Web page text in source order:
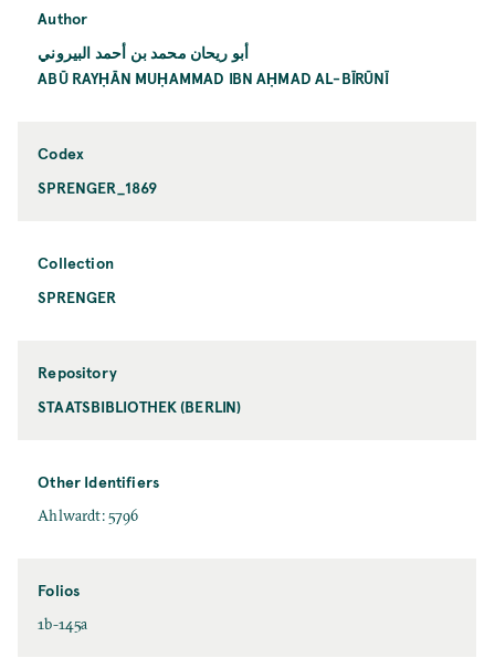
Author
أبو ريحان محمد بن أحمد البيروني
ABŪ RAYḤĀN MUḤAMMAD IBN AḤMAD AL-BĪRŪNĪ
Codex
SPRENGER_1869
Collection
SPRENGER
Repository
STAATSBIBLIOTHEK (BERLIN)
Other Identifiers
Ahlwardt: 5796
Folios
1b-145a